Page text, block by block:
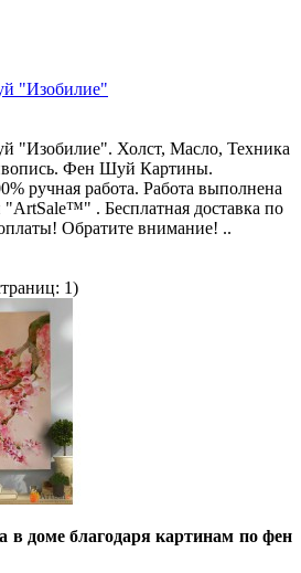
"Изобилие"
"Изобилие". Холст, Масло, Техника
Фен Шуй Картины.
ручная работа. Работа выполнена
. Бесплатная доставка по
Обратите внимание! ..
1)
в доме благодаря картинам по фен